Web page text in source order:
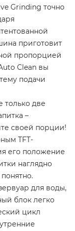
Grinding точно
приготовит
пропорцией
Clean вы
подачи
две
–
своей порции!
TFT-
его положение
наглядно
для воды,
блок легко
цикл